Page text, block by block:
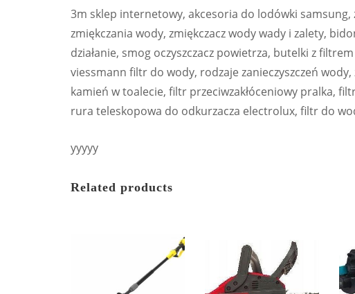
3m sklep internetowy, akcesoria do lodówki samsung,
zmiękczania wody, zmiękczacz wody wady i zalety,
działanie, smog oczyszczacz powietrza, butelki z
viessmann filtr do wody, rodzaje zanieczyszczeń
kamień w toalecie, filtr przeciwzakłóceniowy pralka,
rura teleskopowa do odkurzacza electrolux, filtr do
yyyyy
Related products